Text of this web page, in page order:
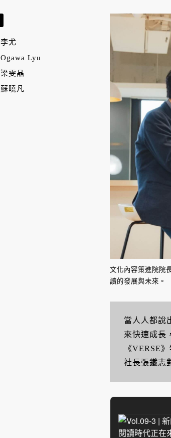
文化內容策進院院
讀的發展與未來。
當人人都說
來快速成長
《VERSE
社長張鐵志
李尤
Ogawa Lyu
梁雯晶
蘇曉凡